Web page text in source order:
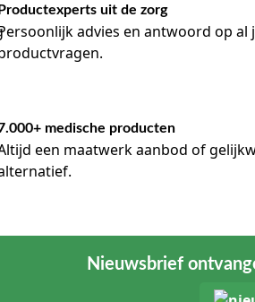
Productexperts uit de zorg
advies en antwoord op al
medische producten
een maatwerk aanbod of
Nieuwsbrief